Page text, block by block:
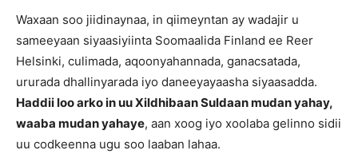
Waxaan soo jiidinaynaa, in qiimeyntan ay wadajir u
sameeyaan siyaasiyiinta Soomaalida Finland ee Reer
Helsinki, culimada, aqoonyahannada, ganacsatada,
ururada dhallinyarada iyo daneeyayaasha siyaasadda.
Haddii loo arko in uu Xildhibaan Suldaan mudan yahay,
waaba mudan yahaye, aan xoog iyo xoolaba gelinno sidii
uu codkeenna ugu soo laaban lahaa.